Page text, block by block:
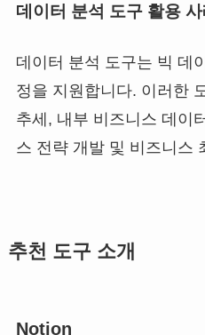
데이터 분석 도구 활용 사
데이터 분석 도구는 빅 데
정을 지원합니다. 이러한
추세, 내부 비즈니스 데이
스 전략 개발 및 비즈니스
추천 도구 소개
Notion